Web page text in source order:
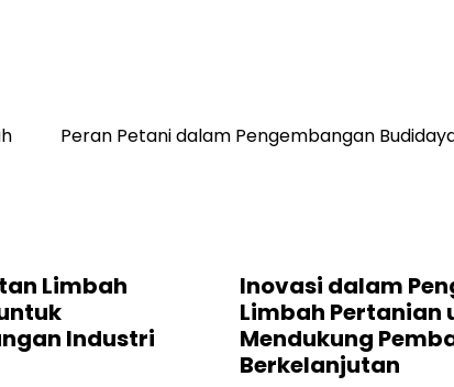
Peran Petani dalam Pengembangan
Limbah
Industri
Inovasi dalam
Limbah Pertanian
Mendukung
Berkelanjutan